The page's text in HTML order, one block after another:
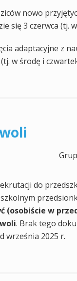
nowo
się 3 czerwca (tj.
adaptacyjne z
w środę i
do
(osobiście w
. Brak tego
września 2025 r.